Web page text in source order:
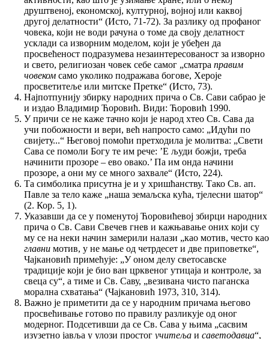
друштвеној, економској, културној, војној или каквој
другој делатности“ (Исто, 71-72). За разлику од профаног
човека, који не води рачуна о томе да своју делатност
усклади са изворним моделом, који је убеђен да
просвећеност подразумева незаинтересованост за изворно
и свето, религиозан човек себе самог „сматра правим
човеком само уколико подражава богове, Хероје
просветитеље или митске Претке“ (Исто, 73).
Најпотпунију збирку народних прича о Св. Сави сабрао је
и издао Владимир Ћоровић. Види: Ћоровић 1990.
У причи се не каже тачно који је народ хтео Св. Сава да
учи побожности и вери, већ напросто само: „Идући по
свијету...“ Његовој помоћи претходила је молитва: „Свети
Сава се помоли Богу те им рече: ’Е људи божји, треба
начинити прозоре – ево овако.’ Па им онда начини
прозоре, а они му се много захвале“ (Исто, 224).
Та симболика присутна је и у хришћанству. Тако Св. ап.
Павле за тело каже „наша земаљска кућа, тјелесни шатор“
(2. Кор. 5, 1).
Указавши да се у поменутој Ћоровићевој збирци народних
прича о Св. Сави Свечев гнев и кажњавање оних који су
му се на неки начин замерили налази „као мотив, често као
главни мотив, у не мање од четрдесет и две приповетке“,
Чајкановић примећује: „У оном делу светосавске
традиције који је био ван црквеног утицаја и контроле, за
свеца су“, а тиме и Св. Саву, „везивана чисто паганска
морална схватања“ (Чајкановић 1973, 310, 314).
Важно је приметити да се у народним причама његово
просвећивање готово по правилу разликује од оног
модерног. Подсетивши да се Св. Сава у њима „сасвим
изузетно јавља у улози простог учитеља и саветодавца“,